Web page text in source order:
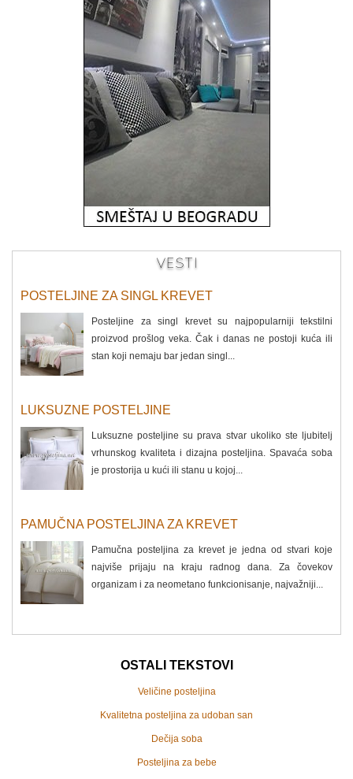
VESTI
POSTELJINE ZA SINGL KREVET
Posteljine za singl krevet su najpopularniji tekstilni
proizvod prošlog veka. Čak i danas ne postoji kuća ili
stan koji nemaju bar jedan singl...
LUKSUZNE POSTELJINE
Luksuzne posteljine su prava stvar ukoliko ste ljubitelj
vrhunskog kvaliteta i dizajna posteljina. Spavaća soba
je prostorija u kući ili stanu u kojoj...
PAMUČNA POSTELJINA ZA KREVET
Pamučna posteljina za krevet je jedna od stvari koje
najviše prijaju na kraju radnog dana. Za čovekov
organizam i za neometano funkcionisanje, najvažniji...
OSTALI TEKSTOVI
Veličine posteljina
Kvalitetna posteljina za udoban san
Dečija soba
Posteljina za bebe